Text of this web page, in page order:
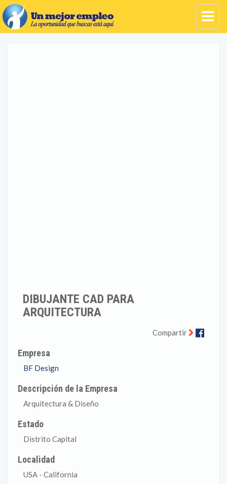
DIBUJANTE CAD PARA
ARQUITECTURA
Compartir
Empresa
BF Design
Descripción de la Empresa
Arquitectura & Diseño
Estado
Distrito Capital
Localidad
USA - California